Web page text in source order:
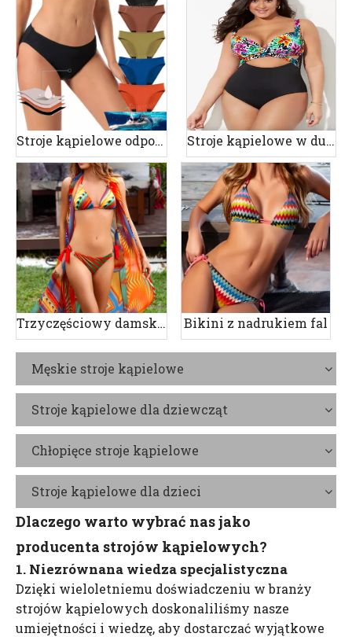
Stroje kąpielowe odporne na okres Stroje kąpielowe w dużych rozmiarach
Trzyczęściowy damski strój kąpielowy z nadrukiem Bikini z nadrukiem fal
Męskie stroje kąpielowe
Stroje kąpielowe dla dziewcząt
Chłopięce stroje kąpielowe
Stroje kąpielowe dla dzieci
Dlaczego warto wybrać nas jako
producenta strojów kąpielowych?
1. Niezrównana wiedza specjalistyczna
Dzięki wieloletniemu doświadczeniu w branży
strojów kąpielowych doskonaliliśmy nasze
umiejętności i wiedzę, aby dostarczać wyjątkowe